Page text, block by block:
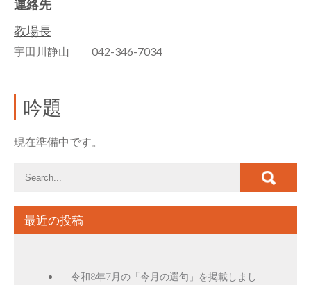
連絡先
教場長
宇田川静山 042-346-7034
吟題
現在準備中です。
最近の投稿
令和8年7月の「今月の選句」を掲載しまし